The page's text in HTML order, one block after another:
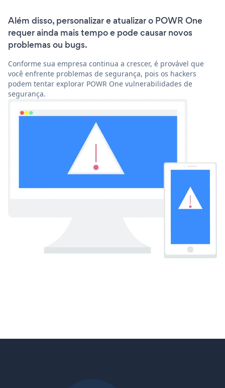
Além disso, personalizar e atualizar o POWR One
requer ainda mais tempo e pode causar novos
problemas ou bugs.
Conforme sua empresa continua a crescer, é provável que
você enfrente problemas de segurança, pois os hackers
podem tentar explorar POWR One vulnerabilidades de
segurança.